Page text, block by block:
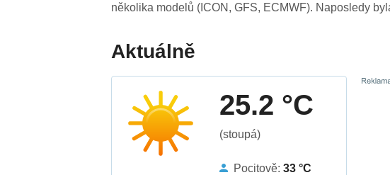
několika modelů (ICON, GFS, ECMWF). Naposledy
Aktuálně
25.2 °C
(stoupá)
Pocitově:33 °C